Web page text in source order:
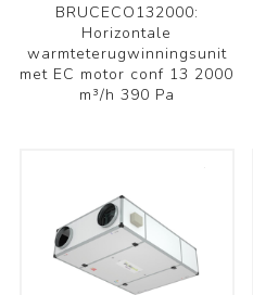
BRUCECO132000:
Horizontale
warmteterugwinningsunit
met EC motor conf 13 2000
m³/h 390 Pa